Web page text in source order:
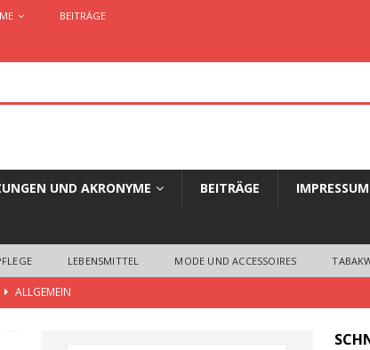
BEITRÄGE
UND AKRONYME BEITRÄGE IMPRESSUM
LEBENSMITTEL MODE UND ACCESSOIRES
ALLGEMEIN